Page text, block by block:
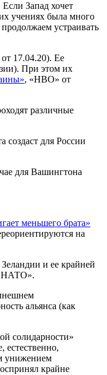
Запад хочет
учениях была много
устраивать
17.04.20). Ее
При этом их
, «НВО» от
различные
для России
для Вашингтона
меньшего брата»
на
и ее крайней
НАТО».
альянса (как
солидарности»
унижением
крайне